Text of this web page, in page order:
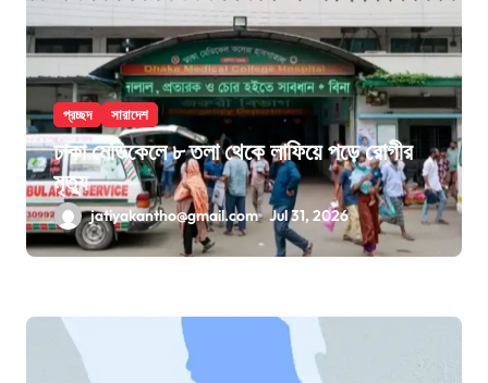
প্রচ্ছদ সারাদেশ
ঢাকা মেডিকেলে ৮ তলা থেকে লাফিয়ে পড়ে রোগীর
মৃত্যু
jatiyakantho@gmail.com Jul 31, 2026